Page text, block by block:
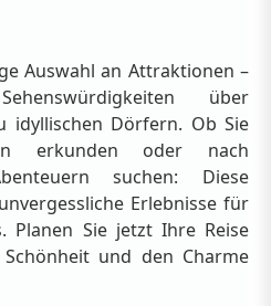
Auswahl an Attraktionen –
über
idyllischen Dörfern. Ob Sie
erkunden oder nach
suchen: Diese
Erlebnisse für
Planen Sie jetzt Ihre Reise
und den Charme